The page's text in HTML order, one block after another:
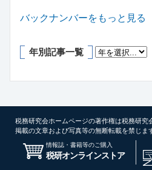
バックナンバーをもっと見る
年別記事一覧
税務研究会ホームページの著作権は税務研究
掲載の文章および写真等の無断転載を禁じま
情報誌・書籍等のご購入
税研オンラインストア